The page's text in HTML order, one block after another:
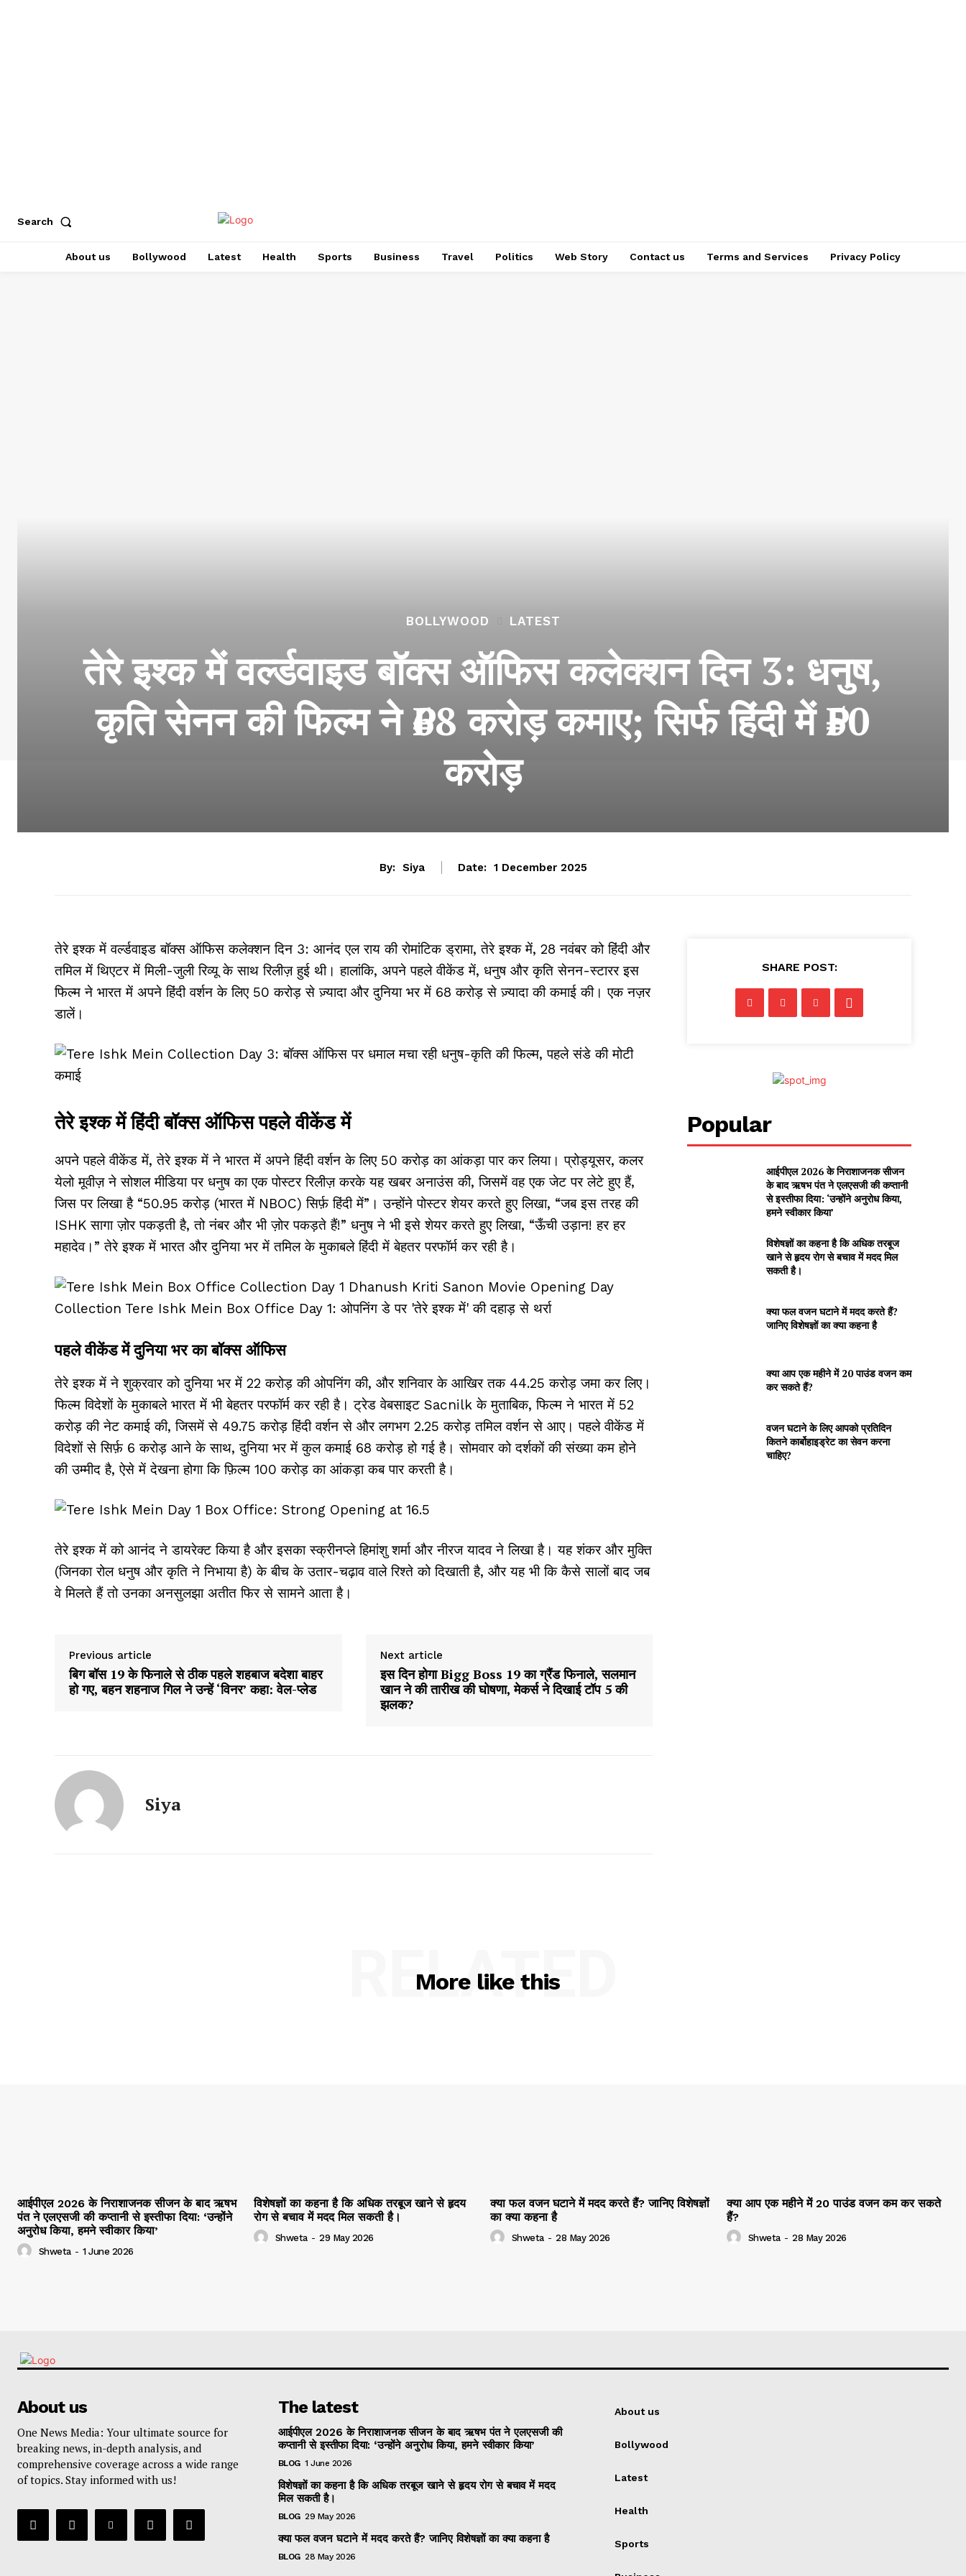
Search
About us Bollywood Latest Health Sports Business Travel Politics Web Story Contact us Terms and Services Privacy Policy
BOLLYWOOD LATEST
तेरे इश्क में वर्ल्डवाइड बॉक्स ऑफिस कलेक्शन दिन 3: धनुष,
कृति सेनन की फिल्म ने ₹68 करोड़ कमाए; सिर्फ हिंदी में ₹50
करोड़
By: Siya Date: 1 December 2025
तेरे इश्क में वर्ल्डवाइड बॉक्स ऑफिस कलेक्शन दिन 3: आनंद एल राय की रोमांटिक ड्रामा, तेरे इश्क में, 28 नवंबर को हिंदी और
तमिल में थिएटर में मिली-जुली रिव्यू के साथ रिलीज़ हुई थी। हालांकि, अपने पहले वीकेंड में, धनुष और कृति सेनन-स्टारर इस
फिल्म ने भारत में अपने हिंदी वर्शन के लिए ₹50 करोड़ से ज़्यादा और दुनिया भर में ₹68 करोड़ से ज़्यादा की कमाई की। एक नज़र
डालें।
तेरे इश्क में हिंदी बॉक्स ऑफिस पहले वीकेंड में
अपने पहले वीकेंड में, तेरे इश्क में ने भारत में अपने हिंदी वर्शन के लिए ₹50 करोड़ का आंकड़ा पार कर लिया। प्रोड्यूसर, कलर
येलो मूवीज़ ने सोशल मीडिया पर धनुष का एक पोस्टर रिलीज़ करके यह खबर अनाउंस की, जिसमें वह एक जेट पर लेटे हुए हैं,
जिस पर लिखा है “50.95 करोड़ (भारत में NBOC) सिर्फ़ हिंदी में”। उन्होंने पोस्टर शेयर करते हुए लिखा, “जब इस तरह की
ISHK सागा ज़ोर पकड़ती है, तो नंबर और भी ज़ोर पकड़ते हैं!” धनुष ने भी इसे शेयर करते हुए लिखा, “ऊँची उड़ान! हर हर
महादेव।” तेरे इश्क में भारत और दुनिया भर में तमिल के मुकाबले हिंदी में बेहतर परफॉर्म कर रही है।
पहले वीकेंड में दुनिया भर का बॉक्स ऑफिस
तेरे इश्क में ने शुक्रवार को दुनिया भर में ₹22 करोड़ की ओपनिंग की, और शनिवार के आखिर तक ₹44.25 करोड़ जमा कर लिए।
फिल्म विदेशों के मुकाबले भारत में भी बेहतर परफॉर्म कर रही है। ट्रेड वेबसाइट Sacnilk के मुताबिक, फिल्म ने भारत में ₹52
करोड़ की नेट कमाई की, जिसमें से ₹49.75 करोड़ हिंदी वर्शन से और लगभग ₹2.25 करोड़ तमिल वर्शन से आए। पहले वीकेंड में
विदेशों से सिर्फ़ ₹6 करोड़ आने के साथ, दुनिया भर में कुल कमाई ₹68 करोड़ हो गई है। सोमवार को दर्शकों की संख्या कम होने
की उम्मीद है, ऐसे में देखना होगा कि फ़िल्म ₹100 करोड़ का आंकड़ा कब पार करती है।
तेरे इश्क में को आनंद ने डायरेक्ट किया है और इसका स्क्रीनप्ले हिमांशु शर्मा और नीरज यादव ने लिखा है। यह शंकर और मुक्ति
(जिनका रोल धनुष और कृति ने निभाया है) के बीच के उतार-चढ़ाव वाले रिश्ते को दिखाती है, और यह भी कि कैसे सालों बाद जब
वे मिलते हैं तो उनका अनसुलझा अतीत फिर से सामने आता है।
Previous article
बिग बॉस 19 के फिनाले से ठीक पहले शहबाज बदेशा बाहर
हो गए, बहन शहनाज गिल ने उन्हें ‘विनर’ कहा: वेल-प्लेड
Next article
इस दिन होगा Bigg Boss 19 का ग्रैंड फिनाले, सलमान
खान ने की तारीख की घोषणा, मेकर्स ने दिखाई टॉप 5 की
झलक?
Siya
SHARE POST:
Popular
आईपीएल 2026 के निराशाजनक सीजन
के बाद ऋषभ पंत ने एलएसजी की कप्तानी
से इस्तीफा दिया: ‘उन्होंने अनुरोध किया,
हमने स्वीकार किया’
विशेषज्ञों का कहना है कि अधिक तरबूज
खाने से हृदय रोग से बचाव में मदद मिल
सकती है।
क्या फल वजन घटाने में मदद करते हैं?
जानिए विशेषज्ञों का क्या कहना है
क्या आप एक महीने में 20 पाउंड वजन कम
कर सकते हैं?
वजन घटाने के लिए आपको प्रतिदिन
कितने कार्बोहाइड्रेट का सेवन करना
चाहिए?
More like this
RELATED
आईपीएल 2026 के निराशाजनक सीजन के बाद ऋषभ
पंत ने एलएसजी की कप्तानी से इस्तीफा दिया: ‘उन्होंने
अनुरोध किया, हमने स्वीकार किया’
Shweta - 1 June 2026
विशेषज्ञों का कहना है कि अधिक तरबूज खाने से हृदय
रोग से बचाव में मदद मिल सकती है।
Shweta - 29 May 2026
क्या फल वजन घटाने में मदद करते हैं? जानिए विशेषज्ञों
का क्या कहना है
Shweta - 28 May 2026
क्या आप एक महीने में 20 पाउंड वजन कम कर सकते
हैं?
Shweta - 28 May 2026
About us
One News Media: Your ultimate source for
breaking news, in-depth analysis, and
comprehensive coverage across a wide range
of topics. Stay informed with us!
The latest
आईपीएल 2026 के निराशाजनक सीजन के बाद ऋषभ पंत ने एलएसजी की
कप्तानी से इस्तीफा दिया: ‘उन्होंने अनुरोध किया, हमने स्वीकार किया’
BLOG 1 June 2026
विशेषज्ञों का कहना है कि अधिक तरबूज खाने से हृदय रोग से बचाव में मदद
मिल सकती है।
BLOG 29 May 2026
क्या फल वजन घटाने में मदद करते हैं? जानिए विशेषज्ञों का क्या कहना है
BLOG 28 May 2026
About us
Bollywood
Latest
Health
Sports